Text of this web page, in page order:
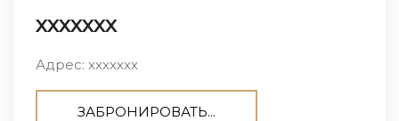
ххххххх
Адрес: ххххххх
ЗАБРОНИРОВАТЬ...